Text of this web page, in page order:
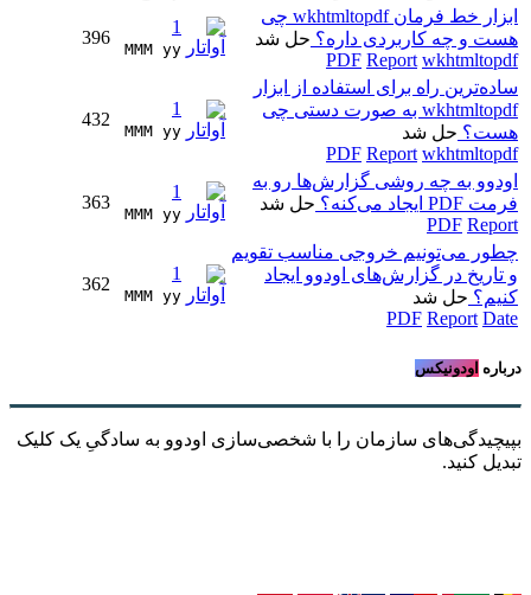
ابزار خط فرمان wkhtmltopdf چی
هست و چه کاربردی داره؟ حل شد
PDF Report wkhtmltopdf
1
MMM yy
396
ساده‌ترین راه برای استفاده از ابزار
wkhtmltopdf به صورت دستی چی
هست؟ حل شد
PDF Report wkhtmltopdf
1
MMM yy
432
اودوو به چه روشی گزارش‌ها رو به
فرمت PDF ایجاد می‌کنه؟
حل شد
PDF Report
1
MMM yy
363
چطور می‌تونیم خروجی مناسب تقویم
و تاریخ در گزارش‌های اودوو ایجاد
کنیم؟ حل شد
PDF Report Date
1
MMM yy
362
درباره اودونیکس
بپیچیدگی‌های سازمان را با شخصی‌سازی اودوو به سادگیِ یک کلیک
تبدیل کنید.